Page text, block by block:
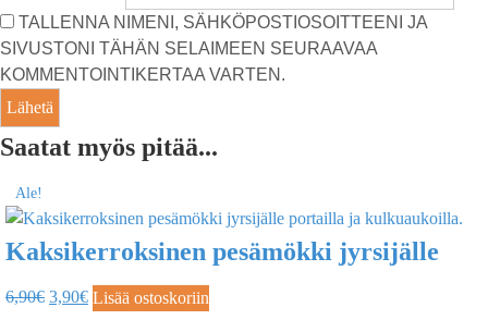
TALLENNA NIMENI, SÄHKÖPOSTIOSOITTEENI JA
SIVUSTONI TÄHÄN SELAIMEEN SEURAAVAA
KOMMENTOINTIKERTAA VARTEN.
Saatat myös pitää...
Ale!
Kaksikerroksinen pesämökki jyrsijälle
6,90€ 3,90€ Lisää ostoskoriin